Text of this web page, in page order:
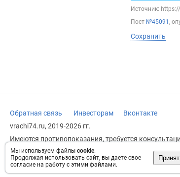
Мы используем файлы cookie.
Продолжая использовать сайт, вы даете свое
согласие на работу с этими файлами.
Источник:
Пост №45091 ,
Сохранить
Обратная связь Инвесторам
Вконтакте
vrachi74.ru, 2019-2026 гг.
Имеются противопоказания, требуется
заменяет прием врача.
Возрастное ограничение: 18+